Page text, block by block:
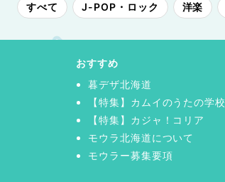
すべて J-POP・ロック 洋楽
おすすめ
暮デザ北海道
【特集】カムイのうたの学校
【特集】カジャ！コリア
モウラ北海道について
モウラー募集要項